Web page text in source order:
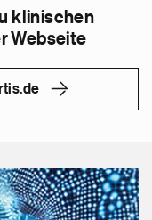
klinischen
Webseite